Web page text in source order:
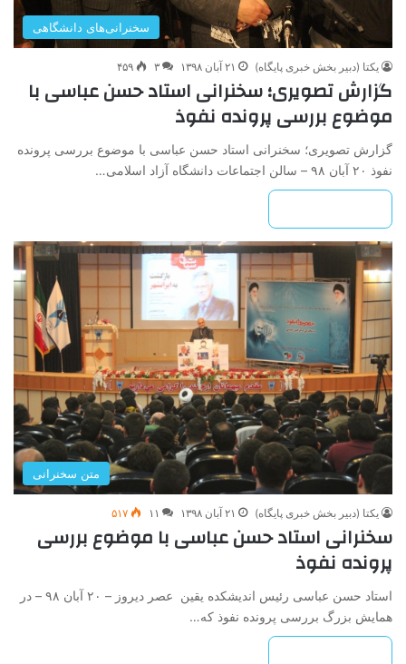
سخنرانی‌های دانشگاهی
یکتا (دبیر بخش خبری پایگاه) ۲۱ آبان ۱۳۹۸ ۳ ۴۵۹
گزارش تصویری؛ سخنرانی استاد حسن عباسی با
موضوع بررسی پرونده نفوذ
گزارش تصویری؛ سخنرانی استاد حسن عباسی با موضوع بررسی پرونده
نفوذ ۲۰ آبان ۹۸ – سالن اجتماعات دانشگاه آزاد اسلامی…
متن سخنرانی
یکتا (دبیر بخش خبری پایگاه) ۲۱ آبان ۱۳۹۸ ۱۱ ۵۱۷
سخنرانی استاد حسن عباسی با موضوع بررسی
پرونده نفوذ
استاد حسن عباسی رئیس اندیشکده یقین عصر دیروز – ۲۰ آبان ۹۸ – در
همایش بزرگ بررسی پرونده نفوذ که…